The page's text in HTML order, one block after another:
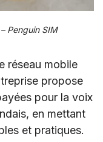
Penguin SIM
réseau mobile
propose
pour la voix
en mettant
et pratiques.